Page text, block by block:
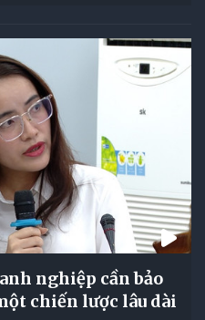
nghiệp cần bảo
chiến lược lâu dài